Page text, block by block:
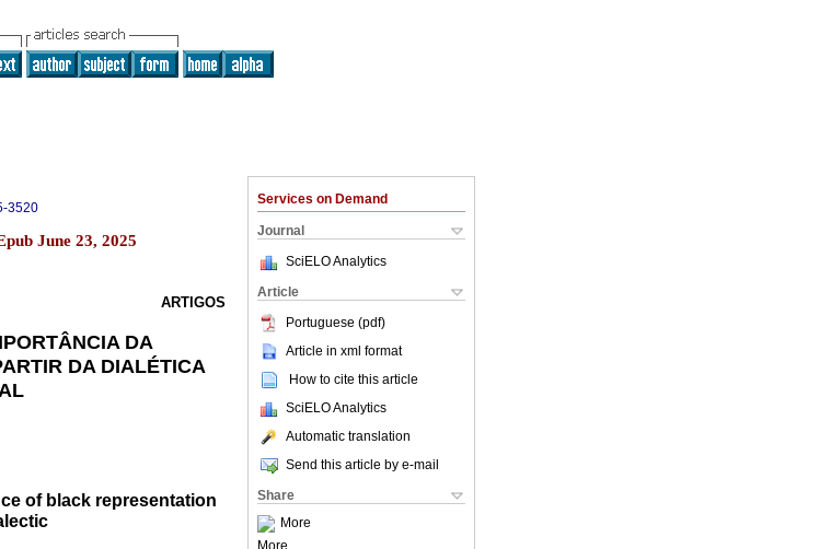
Services on Demand
Journal
SciELO Analytics
Article
Portuguese (pdf)
Article in xml format
How to cite this article
SciELO Analytics
Automatic translation
Send this article by e-mail
Share
More
More
3520
June 23, 2025
ARTIGOS
DA
DA DIALÉTICA
of black representation